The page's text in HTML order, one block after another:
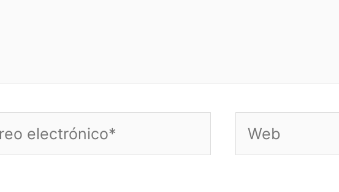
Web